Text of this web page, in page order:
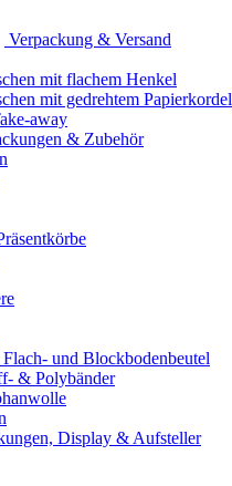
Verpackung & Versand
mit flachem Henkel
mit gedrehtem Papierkordel
away
& Zubehör
und Blockbodenbeutel
& Polybänder
Display & Aufsteller